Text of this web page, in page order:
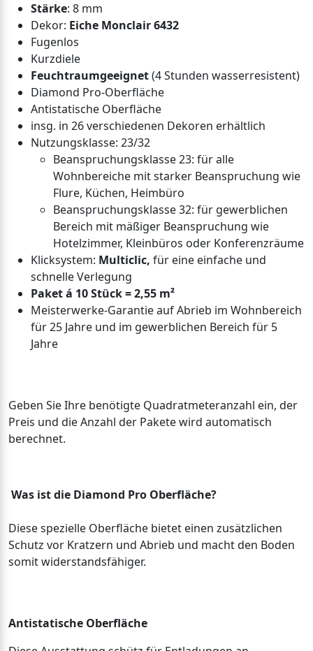
Stärke: 8 mm
Dekor: Eiche Monclair 6432
Fugenlos
Kurzdiele
Feuchtraumgeeignet(4 Stunden wasserresistent)
Diamond Pro-Oberfläche
Antistatische Oberfläche
insg. in 26 verschiedenen Dekoren erhältlich
Nutzungsklasse: 23/32
Beanspruchungsklasse 23: für alle
Wohnbereiche mit starker Beanspruchung wie
Flure, Küchen, Heimbüro
Beanspruchungsklasse 32: für gewerblichen
Bereich mit mäßiger Beanspruchung wie
Hotelzimmer, Kleinbüros oder Konferenzräume
Klicksystem: Multiclic, für eine einfache und
schnelle Verlegung
Paket á 10 Stück = 2,55 m²
Meisterwerke-Garantie auf Abrieb im Wohnbereich
für 25 Jahre und im gewerblichen Bereich für 5
Jahre
Geben Sie Ihre benötigte Quadratmeteranzahl ein, der
Preis und die Anzahl der Pakete wird automatisch
berechnet.
Was ist die Diamond Pro Oberfläche?
Diese spezielle Oberfläche bietet einen zusätzlichen
Schutz vor Kratzern und Abrieb und macht den Boden
somit widerstandsfähiger.
Antistatische Oberfläche